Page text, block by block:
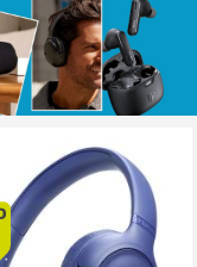
Envío hoy.